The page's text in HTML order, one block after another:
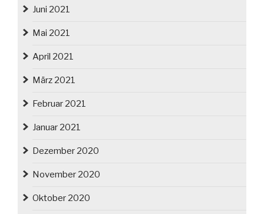
Juni 2021
Mai 2021
April 2021
März 2021
Februar 2021
Januar 2021
Dezember 2020
November 2020
Oktober 2020